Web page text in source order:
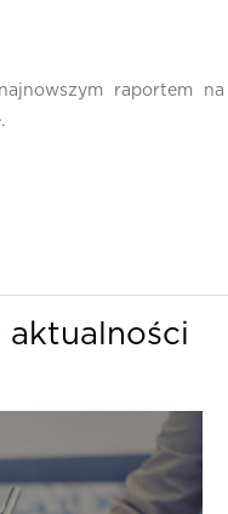
raportem na
aktualności